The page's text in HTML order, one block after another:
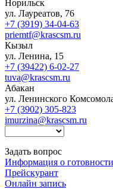
Норильск
ул. Лауреатов, 76
+7 (3919) 34-04-63
priemtf@krascsm.ru
Кызыл
ул. Ленина, 15
+7 (39422) 6-02-27
tuva@krascsm.ru
Абакан
ул. Ленинского
+7 (3902) 305-823
imurzina@krascsm.ru
Задать вопрос
Информация о готовности
Прейскурант
Онлайн запись